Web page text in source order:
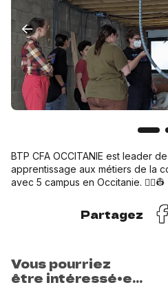
BTP CFA OCCITANIE est leader
apprentissage aux métiers de la
avec 5 campus en Occitanie. 👷‍♀️👷
Partagez
Vous pourriez
être intéressé•e…